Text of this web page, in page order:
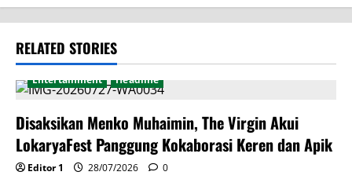
RELATED STORIES
Entertainment Headline
Disaksikan Menko Muhaimin, The Virgin Akui
LokaryaFest Panggung Kokaborasi Keren dan Apik
Editor 1 28/07/2026 0